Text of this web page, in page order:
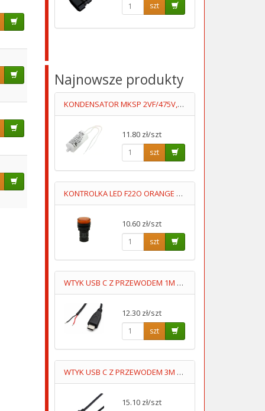
szt
Najnowsze produkty
KONDENSATOR MKSP 2VF/475V,PRZEWODY DUCATI
11.80 zł/szt
szt
KONTROLKA LED F22O ORANGE POMARAŃCZOWA 230V AC FImontaź=22mm
10.60 zł/szt
szt
WTYK USB C Z PRZEWODEM 1M 2STYKOWY
12.30 zł/szt
szt
WTYK USB C Z PRZEWODEM 3M 4STYKOWY
15.10 zł/szt